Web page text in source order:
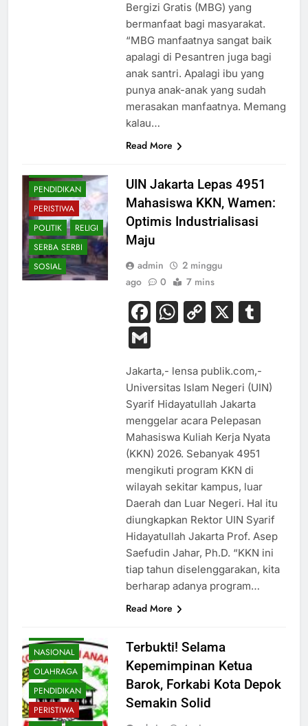
Bergizi Gratis (MBG) yang
bermanfaat bagi masyarakat.
“MBG manfaatnya sangat baik
apalagi di Pesantren juga bagi
anak santri. Apalagi ibu yang
punya anak-anak yang sudah
merasakan manfaatnya. Memang
kalau…
Read More
PENDIDIKAN
PERISTIWA
POLITIK
RELIGI
SERBA SERBI
SOSIAL
UIN Jakarta Lepas 4951
Mahasiswa KKN, Wamen:
Optimis Industrialisasi
Maju
admin
2 minggu
ago
0 7 mins
Facebook
WhatsApp
Copy
X
Gmail
Jakarta,- lensa publik.com,-
Universitas Islam Negeri (UIN)
Syarif Hidayatullah Jakarta
menggelar acara Pelepasan
Mahasiswa Kuliah Kerja Nyata
(KKN) 2026. Sebanyak 4951
mengikuti program KKN di
wilayah sekitar kampus, luar
Daerah dan Luar Negeri. Hal itu
diungkapkan Rektor UIN Syarif
Hidayatullah Jakarta Prof. Asep
Saefudin Jahar, Ph.D. “KKN ini
tiap tahun diselenggarakan, kita
berharap adanya program…
Read More
NASIONAL
OLAHRAGA
PENDIDIKAN
PERISTIWA
Terbukti! Selama
Kepemimpinan Ketua
Barok, Forkabi Kota Depok
Semakin Solid